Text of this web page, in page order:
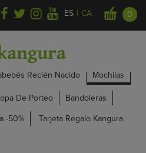
ES | CA 0
Recién Nacido
Mochilas
De Porteo
Bandoleras
-50% Tarjeta Regalo Kangura